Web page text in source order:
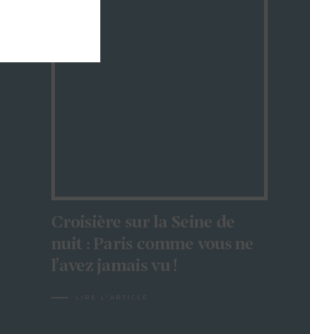
Croisière sur la Seine de
nuit : Paris comme vous ne
l’avez jamais vu !
LIRE L'ARTICLE